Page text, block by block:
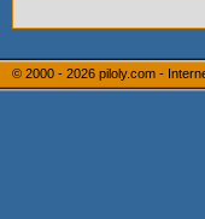
© 2000 - 2026 piloly.com -